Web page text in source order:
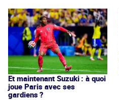
Et maintenant Suzuki : à quoi
joue Paris avec ses
gardiens ?